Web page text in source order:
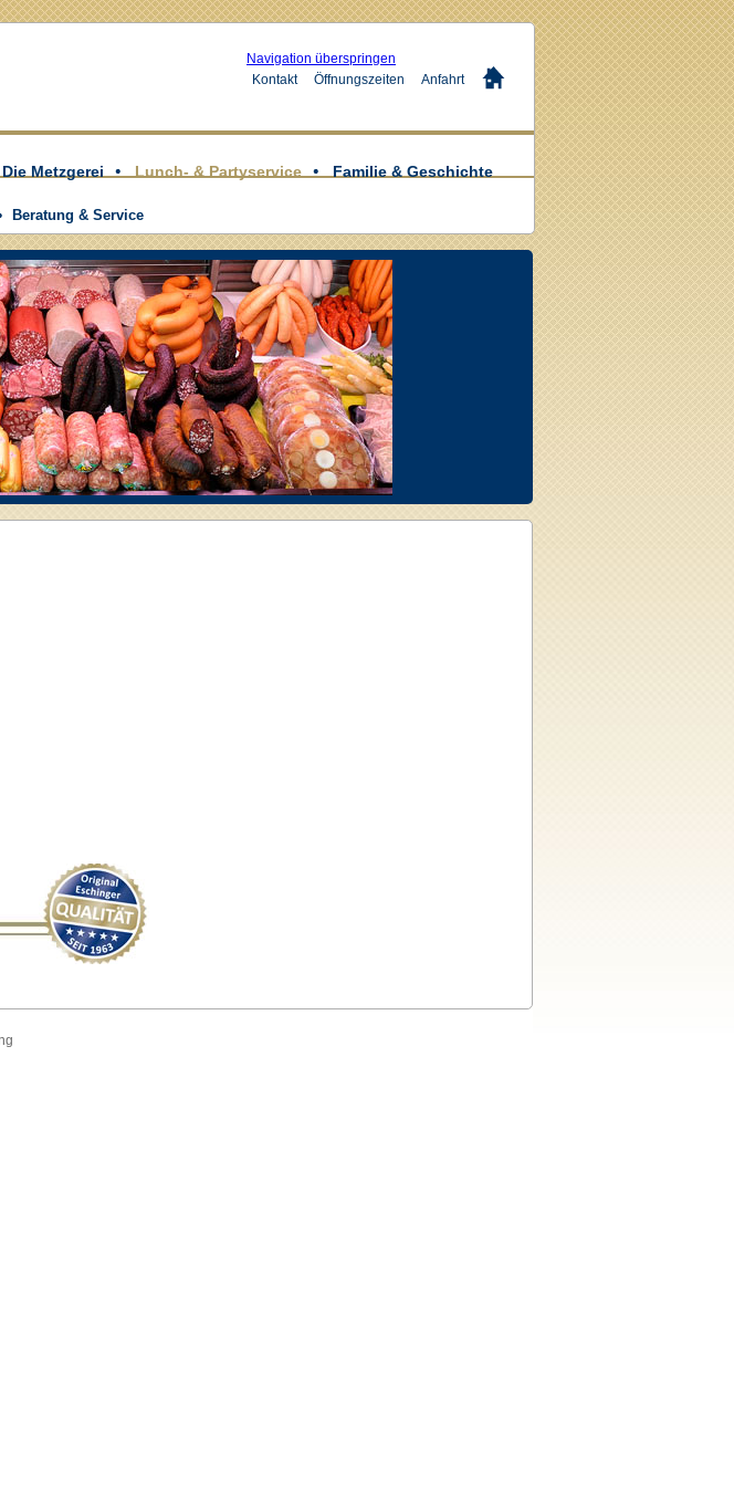
Navigation überspringen
Kontakt
Öffnungszeiten Anfahrt
Die Metzgerei Lunch- & Partyservice Familie & Geschichte
Beratung & Service